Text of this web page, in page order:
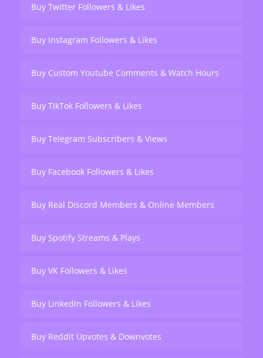
Buy Twitter Followers & Likes
Buy Instagram Followers & Likes
Buy Custom Youtube Comments & Watch Hours
Buy TikTok Followers & Likes
Buy Telegram Subscribers & Views
Buy Facebook Followers & Likes
Buy Real Discord Members & Online Members
Buy Spotify Streams & Plays
Buy VK Followers & Likes
Buy LinkedIn Followers & Likes
Buy Reddit Upvotes & Downvotes